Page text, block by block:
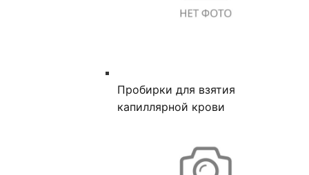
Пробирки для взятия
капиллярной крови